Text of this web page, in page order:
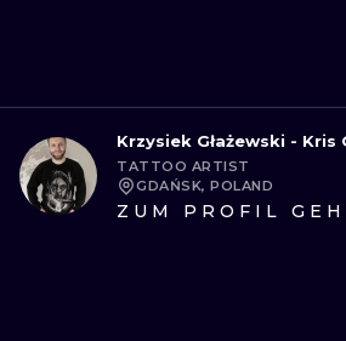
Krzysiek Głażewski -
TATTOO ARTIST
GDAŃSK, POLAND
ZUM PROFIL